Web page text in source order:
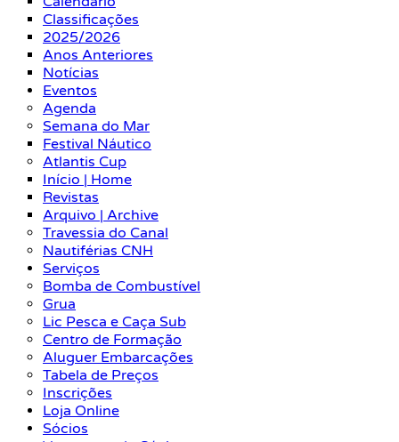
Classificações
2025/2026
Anos Anteriores
Notícias
Eventos
Agenda
Semana do Mar
Festival Náutico
Atlantis Cup
Início | Home
Revistas
Arquivo | Archive
Travessia do Canal
Nautiférias CNH
Serviços
Bomba de Combustível
Grua
Lic Pesca e Caça Sub
Centro de Formação
Aluguer Embarcações
Tabela de Preços
Inscrições
Loja Online
Sócios